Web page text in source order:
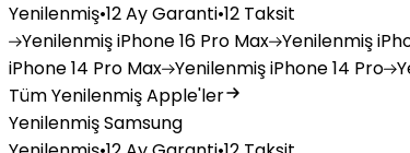
Yenilenmiş•12 Ay Garanti•12 Taksit
YenilenmişiPhone 16 Pro Max Yenilenmiş
iPhone 14 Pro Max YenilenmişiPhone 14 Pro
Tüm Yenilenmiş Apple'ler
Yenilenmiş Samsung